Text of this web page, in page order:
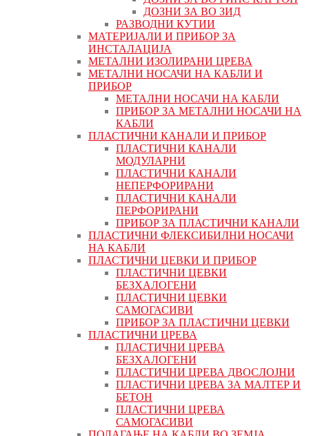
ДОЗНИ ЗА ВО ЗИД
РАЗВОДНИ КУТИИ
МАТЕРИЈАЛИ И ПРИБОР ЗА
ИНСТАЛАЦИЈА
МЕТАЛНИ ИЗОЛИРАНИ ЦРЕВА
МЕТАЛНИ НОСАЧИ НА КАБЛИ И
ПРИБОР
МЕТАЛНИ НОСАЧИ НА КАБЛИ
ПРИБОР ЗА МЕТАЛНИ НОСАЧИ НА
КАБЛИ
ПЛАСТИЧНИ КАНАЛИ И ПРИБОР
ПЛАСТИЧНИ КАНАЛИ
МОДУЛАРНИ
ПЛАСТИЧНИ КАНАЛИ
НЕПЕРФОРИРАНИ
ПЛАСТИЧНИ КАНАЛИ
ПЕРФОРИРАНИ
ПРИБОР ЗА ПЛАСТИЧНИ КАНАЛИ
ПЛАСТИЧНИ ФЛЕКСИБИЛНИ НОСАЧИ
НА КАБЛИ
ПЛАСТИЧНИ ЦЕВКИ И ПРИБОР
ПЛАСТИЧНИ ЦЕВКИ
БЕЗХАЛОГЕНИ
ПЛАСТИЧНИ ЦЕВКИ
САМОГАСИВИ
ПРИБОР ЗА ПЛАСТИЧНИ ЦЕВКИ
ПЛАСТИЧНИ ЦРЕВА
ПЛАСТИЧНИ ЦРЕВА
БЕЗХАЛОГЕНИ
ПЛАСТИЧНИ ЦРЕВА ДВОСЛОЈНИ
ПЛАСТИЧНИ ЦРЕВА ЗА МАЛТЕР И
БЕТОН
ПЛАСТИЧНИ ЦРЕВА
САМОГАСИВИ